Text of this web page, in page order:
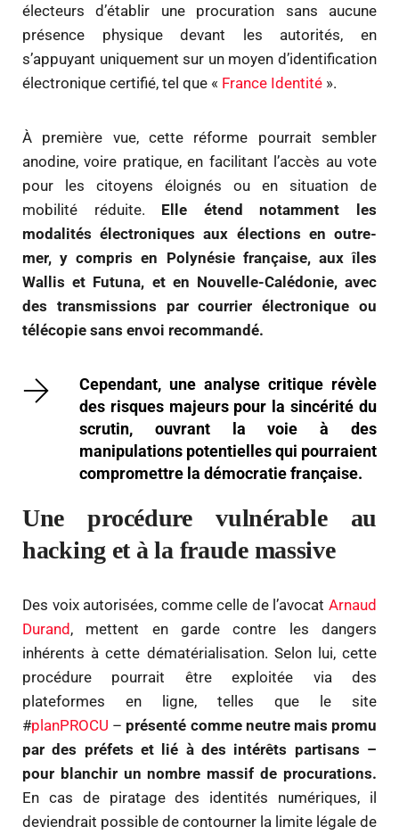
électeurs d’établir une procuration sans aucune
présence physique devant les autorités, en
s’appuyant uniquement sur un moyen d’identification
électronique certifié, tel que « France Identité ».
À première vue, cette réforme pourrait sembler
anodine, voire pratique, en facilitant l’accès au vote
pour les citoyens éloignés ou en situation de
mobilité réduite. Elle étend notamment les
modalités électroniques aux élections en outre-
mer, y compris en Polynésie française, aux îles
Wallis et Futuna, et en Nouvelle-Calédonie, avec
des transmissions par courrier électronique ou
télécopie sans envoi recommandé.
Cependant, une analyse critique révèle
des risques majeurs pour la sincérité du
scrutin, ouvrant la voie à des
manipulations potentielles qui pourraient
compromettre la démocratie française.
Une procédure vulnérable au
hacking et à la fraude massive
Des voix autorisées, comme celle de l’avocat Arnaud
Durand, mettent en garde contre les dangers
inhérents à cette dématérialisation. Selon lui, cette
procédure pourrait être exploitée via des
plateformes en ligne, telles que le site
#planPROCU – présenté comme neutre mais promu
par des préfets et lié à des intérêts partisans –
pour blanchir un nombre massif de procurations.
En cas de piratage des identités numériques, il
deviendrait possible de contourner la limite légale de